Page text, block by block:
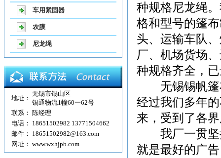
车用紧固器
农膜
尼龙绳
地址：
无锡市锡山区
锡通物流1幢60一62号
联系： 陈经理
电话： 18651502982 13771504662
邮件： 18651502982@163.com
网址： www.wxhjpb.com
种规格尼龙绳
格和型号的篷
头、运输车队
厂、机场货场
种规格齐全，
无锡锡帆篷
经过我们多年
来，受到了各
我厂一贯坚
就是最好的广